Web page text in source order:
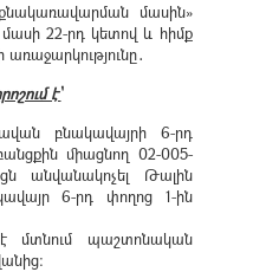
մասին»
22-րդ կետով և հիմք
առաջարկությունը․
է՝
բնակավայրի 6-րդ
միացնող 02-005-
անվանակոչել Թալին
6-րդ փողոց 1-ին
է մտնում պաշտոնական